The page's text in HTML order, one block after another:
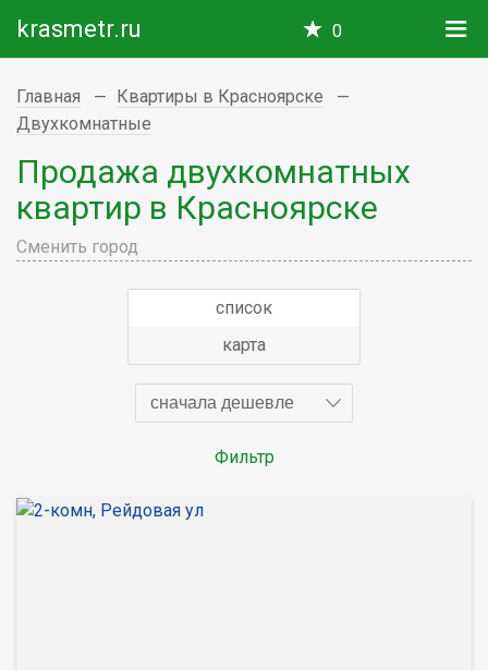
krasmetr.ru 0
Главная
Квартиры в Красноярске
Двухкомнатные
Продажа двухкомнатных
квартир в Красноярске
Сменить город
список
карта
сначала дешевле
Фильтр